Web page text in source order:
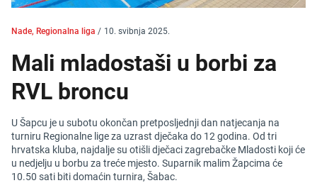
Nade, Regionalna liga / 10. svibnja 2025.
Mali mladostaši u borbi za
RVL broncu
U Šapcu je u subotu okončan pretposljednji dan natjecanja na
turniru Regionalne lige za uzrast dječaka do 12 godina. Od tri
hrvatska kluba, najdalje su otišli dječaci zagrebačke Mladosti koji će
u nedjelju u borbu za treće mjesto. Suparnik malim Žapcima će
10.50 sati biti domaćin turnira, Šabac.